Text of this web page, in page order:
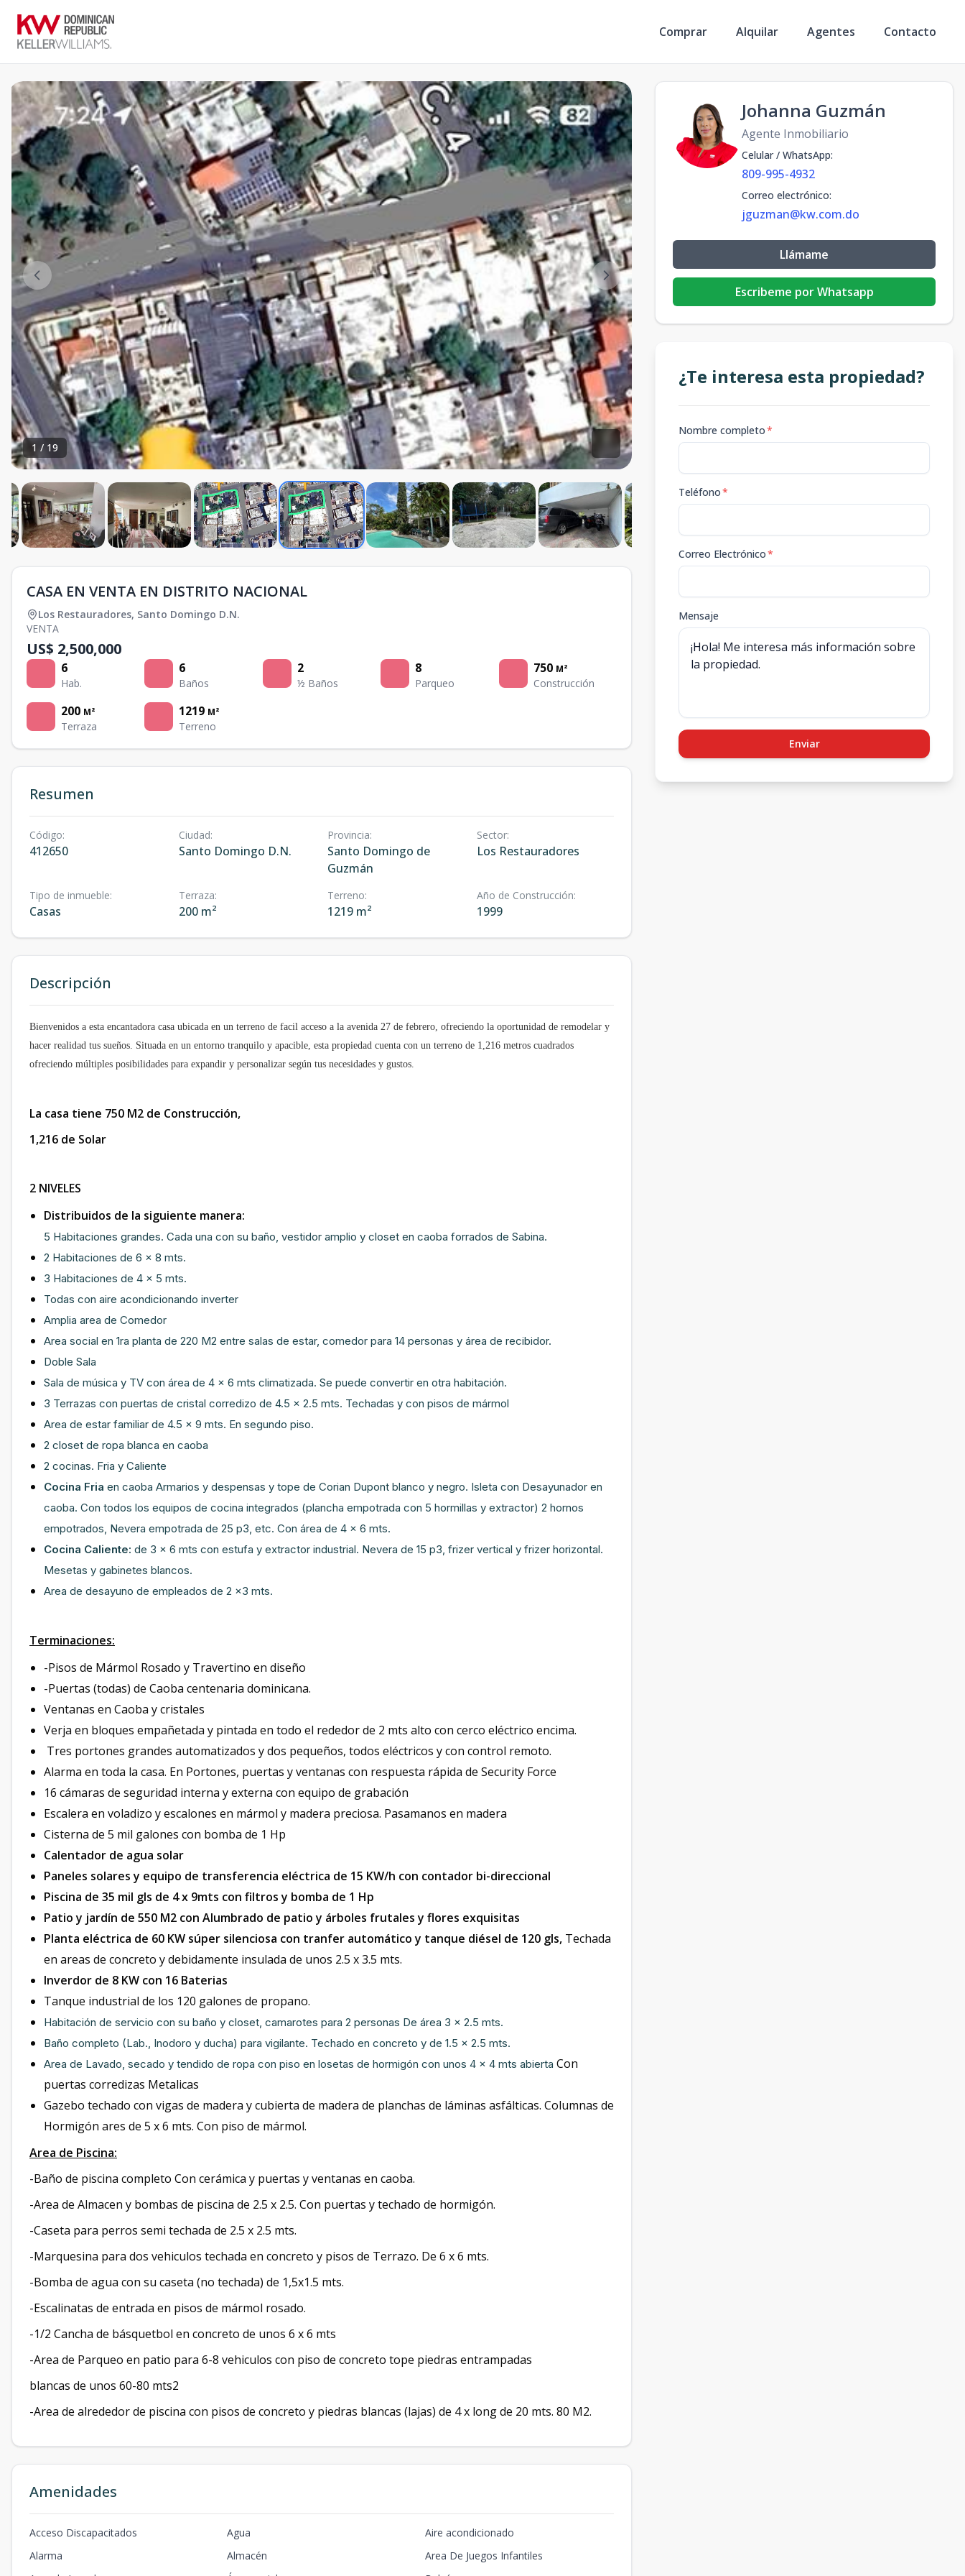
Comprar Alquilar Agentes Contacto
1 / 19
CASA EN VENTA EN DISTRITO NACIONAL
Los Restauradores, Santo Domingo D.N.
VENTA
US$ 2,500,000
6
Hab.
6
Baños
2
½ Baños
8
Parqueo
750 M²
Construcción
200 M²
Terraza
1219 M²
Terreno
Resumen
Código:
412650
Ciudad:
Santo Domingo D.N.
Provincia:
Santo Domingo de
Guzmán
Sector:
Los Restauradores
Tipo de inmueble:
Casas
Terraza:
200 m²
Terreno:
1219 m²
Año de Construcción:
1999
Descripción
Bienvenidos a esta encantadora casa ubicada en un terreno de facil acceso a la avenida 27 de febrero, ofreciendo la oportunidad de remodelar y
hacer realidad tus sueños. Situada en un entorno tranquilo y apacible, esta propiedad cuenta con un terreno de 1,216 metros cuadrados
ofreciendo múltiples posibilidades para expandir y personalizar según tus necesidades y gustos.
La casa tiene 750 M2 de Construcción,
1,216 de Solar
2 NIVELES
Distribuidos de la siguiente manera:
5 Habitaciones grandes. Cada una con su baño, vestidor amplio y closet en caoba forrados de Sabina.
2 Habitaciones de 6 x 8 mts.
3 Habitaciones de 4 x 5 mts.
Todas con aire acondicionando inverter
Amplia area de Comedor
Area social en 1ra planta de 220 M2 entre salas de estar, comedor para 14 personas y área de recibidor.
Doble Sala
Sala de música y TV con área de 4 x 6 mts climatizada. Se puede convertir en otra habitación.
3 Terrazas con puertas de cristal corredizo de 4.5 x 2.5 mts. Techadas y con pisos de mármol
Area de estar familiar de 4.5 x 9 mts. En segundo piso.
2 closet de ropa blanca en caoba
2 cocinas. Fria y Caliente
Cocina Fria en caoba Armarios y despensas y tope de Corian Dupont blanco y negro. Isleta con Desayunador en
caoba. Con todos los equipos de cocina integrados (plancha empotrada con 5 hormillas y extractor) 2 hornos
empotrados, Nevera empotrada de 25 p3, etc. Con área de 4 x 6 mts.
Cocina Caliente: de 3 x 6 mts con estufa y extractor industrial. Nevera de 15 p3, frizer vertical y frizer horizontal.
Mesetas y gabinetes blancos.
Area de desayuno de empleados de 2 x3 mts.
Terminaciones:
-Pisos de Mármol Rosado y Travertino en diseño
-Puertas (todas) de Caoba centenaria dominicana.
Ventanas en Caoba y cristales
Verja en bloques empañetada y pintada en todo el rededor de 2 mts alto con cerco eléctrico encima.
Tres portones grandes automatizados y dos pequeños, todos eléctricos y con control remoto.
Alarma en toda la casa. En Portones, puertas y ventanas con respuesta rápida de Security Force
16 cámaras de seguridad interna y externa con equipo de grabación
Escalera en voladizo y escalones en mármol y madera preciosa. Pasamanos en madera
Cisterna de 5 mil galones con bomba de 1 Hp
Calentador de agua solar
Paneles solares y equipo de transferencia eléctrica de 15 KW/h con contador bi-direccional
Piscina de 35 mil gls de 4 x 9mts con filtros y bomba de 1 Hp
Patio y jardín de 550 M2 con Alumbrado de patio y árboles frutales y flores exquisitas
Planta eléctrica de 60 KW súper silenciosa con tranfer automático y tanque diésel de 120 gls, Techada
en areas de concreto y debidamente insulada de unos 2.5 x 3.5 mts.
Inverdor de 8 KW con 16 Baterias
Tanque industrial de los 120 galones de propano.
Habitación de servicio con su baño y closet, camarotes para 2 personas De área 3 x 2.5 mts.
Baño completo (Lab., Inodoro y ducha) para vigilante. Techado en concreto y de 1.5 x 2.5 mts.
Area de Lavado, secado y tendido de ropa con piso en losetas de hormigón con unos 4 x 4 mts abierta Con
puertas corredizas Metalicas
Gazebo techado con vigas de madera y cubierta de madera de planchas de láminas asfálticas. Columnas de
Hormigón ares de 5 x 6 mts. Con piso de mármol.
Area de Piscina:
-Baño de piscina completo Con cerámica y puertas y ventanas en caoba.
-Area de Almacen y bombas de piscina de 2.5 x 2.5. Con puertas y techado de hormigón.
-Caseta para perros semi techada de 2.5 x 2.5 mts.
-Marquesina para dos vehiculos techada en concreto y pisos de Terrazo. De 6 x 6 mts.
-Bomba de agua con su caseta (no techada) de 1,5x1.5 mts.
-Escalinatas de entrada en pisos de mármol rosado.
-1/2 Cancha de básquetbol en concreto de unos 6 x 6 mts
-Area de Parqueo en patio para 6-8 vehiculos con piso de concreto tope piedras entrampadas
blancas de unos 60-80 mts2
-Area de alrededor de piscina con pisos de concreto y piedras blancas (lajas) de 4 x long de 20 mts. 80 M2.
Amenidades
Acceso Discapacitados Agua
Aire acondicionado
Alarma
Almacén
Area De Juegos Infantiles
Johanna Guzmán
Agente Inmobiliario
Celular / WhatsApp:
809-995-4932
Correo electrónico:
jguzman@kw.com.do
Llámame
Escribeme por Whatsapp
¿Te interesa esta propiedad?
Nombre completo*
Teléfono*
Correo Electrónico*
Mensaje
Enviar